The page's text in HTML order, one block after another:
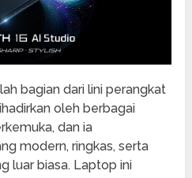
bagian dari lini perangkat
oleh berbagai
dan ia
modern, ringkas, serta
luar biasa. Laptop ini